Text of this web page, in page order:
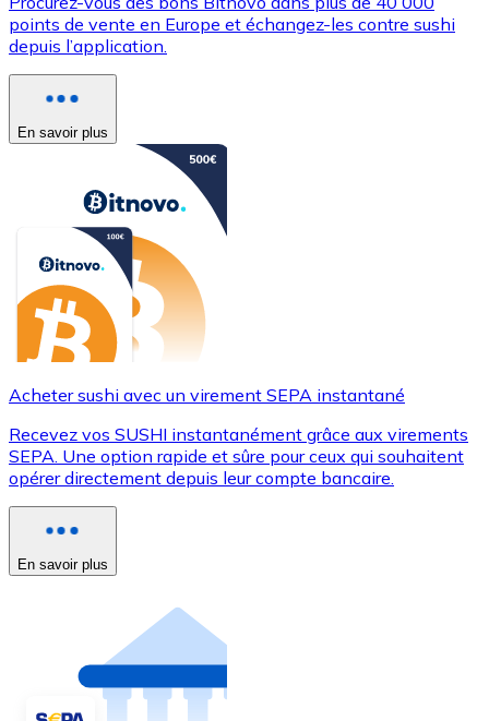
points de vente en Europe et échangez-les contre sushi
depuis l’application.
En savoir plus
Acheter sushi avec un virement SEPA instantané
Recevez vos SUSHI instantanément grâce aux virements
SEPA. Une option rapide et sûre pour ceux qui souhaitent
opérer directement depuis leur compte bancaire.
En savoir plus